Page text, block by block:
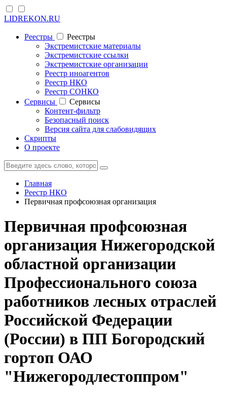
LIDREKON.RU
Реестры
Реестры
Экстремистские материалы
Экстремистские ссылки
Экстремистские организации
Реестр иноагентов
Реестр НКО
Реестр СОНКО
Cервисы
Cервисы
Контент-фильтр
Безопасный поиск
Версия сайта для слабовидящих
Скрипты
О проекте
Главная
Реестр НКО
Первичная профсоюзная организация
Первичная профсоюзная
организация Нижегородской
областной организации
Профессионального союза
работников лесных отраслей
Российской Федерации
(России) в ПП Богородский
гортоп ОАО
"Нижегородлестоппром"